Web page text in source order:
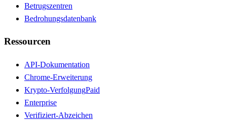
Betrugszentren
Bedrohungsdatenbank
Ressourcen
API-Dokumentation
Chrome-Erweiterung
Krypto-VerfolgungPaid
Enterprise
Verifiziert-Abzeichen